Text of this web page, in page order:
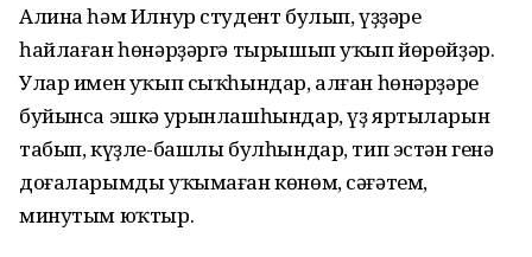
Алина һәм Илнур студент булып, үҙҙәре
һайлаған һөнәрҙәргә тырышып уҡып йөрөйҙәр.
Улар имен уҡып сыҡһындар, алған һөнәрҙәре
буйынса эшкә урынлашһындар, үҙ яртыларын
табып, күҙле-башлы булһындар, тип эстән генә
доғаларымды уҡымаған көнөм, сәғәтем,
минутым юҡтыр.